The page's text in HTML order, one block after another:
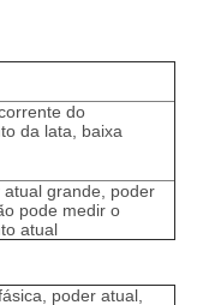
do
da lata, baixa
atual grande, poder
pode medir o
atual
poder atual,